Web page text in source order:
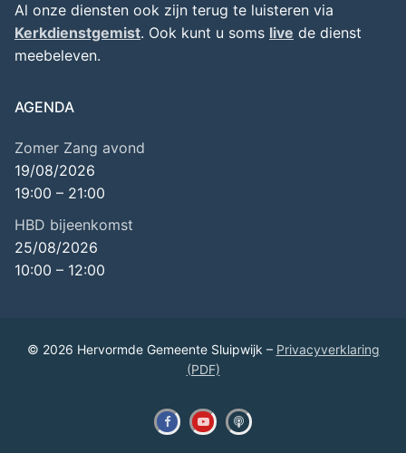
Al onze diensten ook zijn terug te luisteren via
Kerkdienstgemist. Ook kunt u soms live de dienst
meebeleven.
AGENDA
Zomer Zang avond
19/08/2026
19:00 – 21:00
HBD bijeenkomst
25/08/2026
10:00 – 12:00
© 2026 Hervormde Gemeente Sluipwijk – Privacyverklaring
(PDF)